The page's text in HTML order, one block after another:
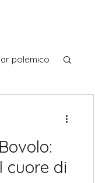
polemico
cuore di